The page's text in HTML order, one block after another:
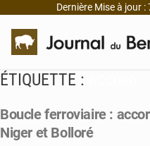
Dernière Mise à jour
ÉTIQUETTE :
Boucle ferroviaire :
Niger et Bolloré